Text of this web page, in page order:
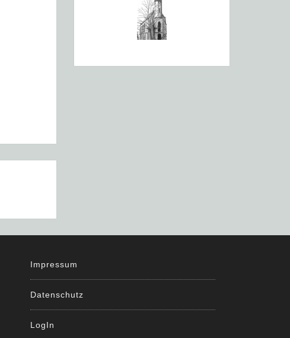
Impressum
Datenschutz
LogIn